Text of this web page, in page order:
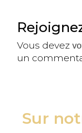
Vous devez
un
Sur